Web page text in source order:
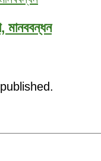
মানববন্ধন